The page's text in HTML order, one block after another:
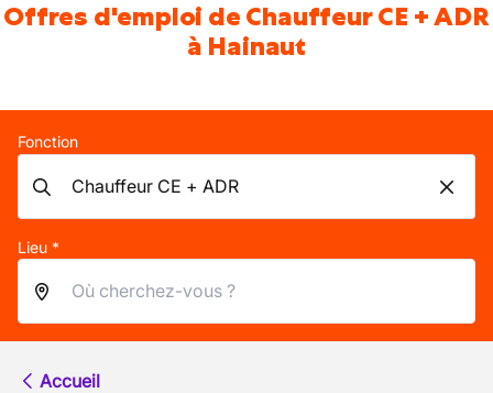
Offres d'emploi de Chauffeur CE + ADR
à Hainaut
Fonction
Lieu *
Accueil